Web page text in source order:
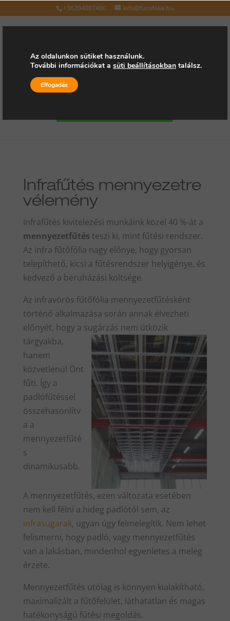
+36204007400 info@futofolia.hu
Válasszon oldalt
Infrafűtés mennyezetre
vélemény
Infrafűtés kivitelezési munkáink közel 40 %-át a
mennyezetfűtés teszi ki, mint fűtési rendszer.
Az infra fűtőfólia nagy előnye, hogy gyorsan
telepíthető, kicsi a fűtésrendszer helyigénye, és
kedvező a beruházási költsége.
Az infravörös fűtőfólia mennyezetfűtésként
történő alkalmazása során annak élvezheti
előnyét, hogy a sugárzás nem ütközik
tárgyakba,
hanem
közvetlenül Önt
fűti. Így a
padlófűtéssel
összehasonlítv
a a
mennyezetfűté
s
dinamikusabb.
A mennyezetfűtés, ezen változata esetében
nem kell félni a hideg padlótól sem, az
infrasugarak, ugyan úgy felmelegítik. Nem lehet
felismerni, hogy padló, vagy mennyezetfűtés
van a lakásban, mindenhol egyenletes a meleg
érzete.
Mennyezetfűtés utólag is könnyen kialakítható,
maximalizált a fűtőfelület, láthatatlan és magas
hatékonyságú fűtési megoldás.
Az oldalunkon sütiket használunk.
További információkat a süti beállításokban találsz.
Elfogadás